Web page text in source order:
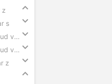
z
s
meervoud naar enkelvoud van z naar s
enkelvoud naar meervoud van s naar z
z